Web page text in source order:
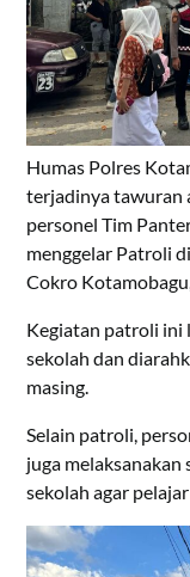
Humas Polres
terjadinya tawuran
personel Tim
menggelar Patroli
Cokro
Kegiatan patroli ini
sekolah dan
masing.
Selain patroli,
juga melaksanakan
sekolah agar